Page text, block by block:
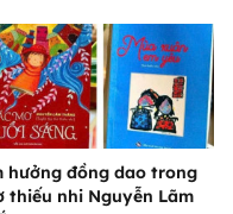
hưởng đồng dao trong
thiếu nhi Nguyễn Lãm